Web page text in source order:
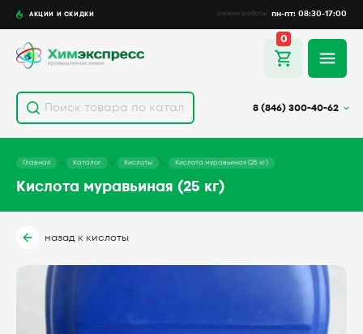
АКЦИИ И СКИДКИ режим работы пн-пт: 08:30-17:00
8 (846) 300-40-62
0
Главная Каталог Кислоты Кислота муравьиная (25 кг)
Кислота муравьиная (25 кг)
назад к кислоты